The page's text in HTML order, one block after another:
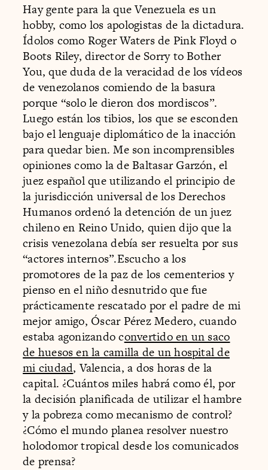
Hay gente para la que Venezuela es un
hobby, como los apologistas de la dictadura.
Ídolos como Roger Waters de Pink Floyd o
Boots Riley, director de Sorry to Bother
You, que duda de la veracidad de los vídeos
de venezolanos comiendo de la basura
porque “solo le dieron dos mordiscos”.
Luego están los tibios, los que se esconden
bajo el lenguaje diplomático de la inacción
para quedar bien. Me son incomprensibles
opiniones como la de Baltasar Garzón, el
juez español que utilizando el principio de
la jurisdicción universal de los Derechos
Humanos ordenó la detención de un juez
chileno en Reino Unido, quien dijo que la
crisis venezolana debía ser resuelta por sus
“actores internos”.Escucho a los
promotores de la paz de los cementerios y
pienso en el niño desnutrido que fue
prácticamente rescatado por el padre de mi
mejor amigo, Óscar Pérez Medero, cuando
estaba agonizando convertido en un saco
de huesos en la camilla de un hospital de
mi ciudad, Valencia, a dos horas de la
capital. ¿Cuántos miles habrá como él, por
la decisión planificada de utilizar el hambre
y la pobreza como mecanismo de control?
¿Cómo el mundo planea resolver nuestro
holodomor tropical desde los comunicados
de prensa?